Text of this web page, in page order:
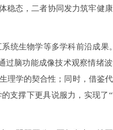
稳态，二者协同发力筑牢健
统生物学等多学科前沿成果
过脑功能成像技术观察情绪
理学的契合性；同时，借鉴
支撑下更具说服力，实现了